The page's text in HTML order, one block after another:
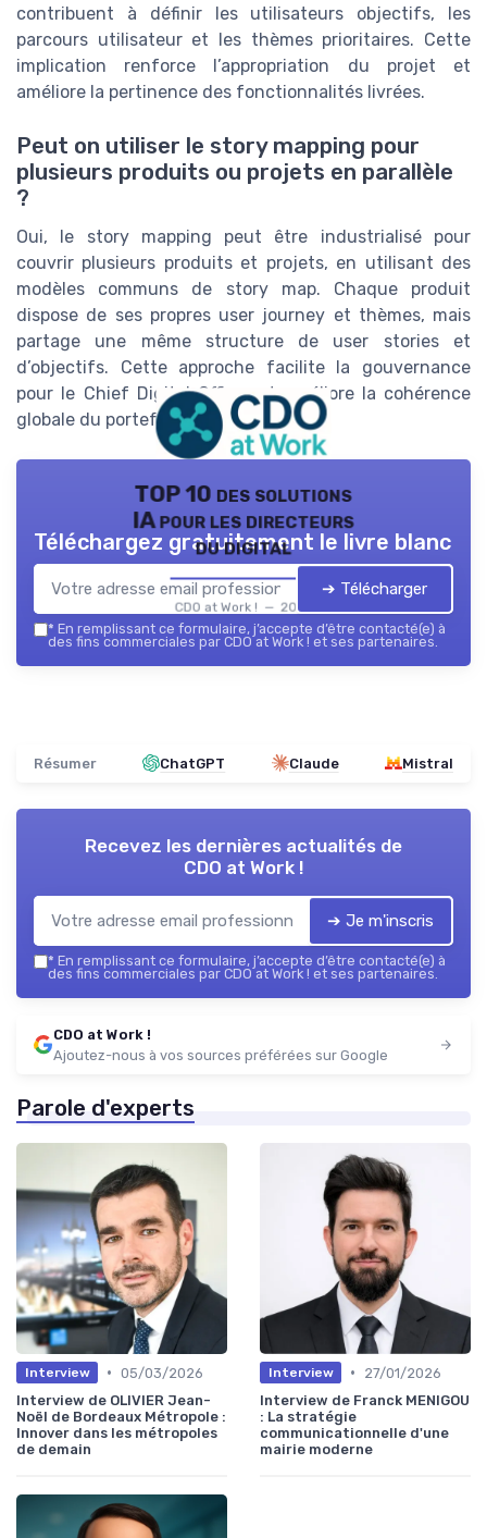
contribuent à définir les utilisateurs objectifs, les
parcours utilisateur et les thèmes prioritaires. Cette
implication renforce l’appropriation du projet et
améliore la pertinence des fonctionnalités livrées.
Peut on utiliser le story mapping pour
plusieurs produits ou projets en parallèle
?
Oui, le story mapping peut être industrialisé pour
couvrir plusieurs produits et projets, en utilisant des
modèles communs de story map. Chaque produit
dispose de ses propres user journey et thèmes, mais
partage une même structure de user stories et
d’objectifs. Cette approche facilite la gouvernance
pour le Chief Digital Officer et améliore la cohérence
globale du portefeuille digital.
TOP 10 des solutions
IA pour les directeurs
du digital
CDO at Work ! — 2026
Téléchargez gratuitement le livre blanc
➔ Télécharger
* En remplissant ce formulaire, j’accepte d’être contacté(e) à
des fins commerciales par CDO at Work ! et ses partenaires.
Résumer ChatGPT Claude Mistral
Recevez les dernières actualités de
CDO at Work !
➔ Je m'inscris
* En remplissant ce formulaire, j’accepte d’être contacté(e) à
des fins commerciales par CDO at Work ! et ses partenaires.
CDO at Work !
Ajoutez-nous à vos sources préférées sur Google
Parole d'experts
Interview • 05/03/2026
Interview de OLIVIER Jean-
Noël de Bordeaux Métropole :
Innover dans les métropoles
de demain
Interview •
27/01/2026
Interview de Franck MENIGOU
: La stratégie
communicationnelle d'une
mairie moderne